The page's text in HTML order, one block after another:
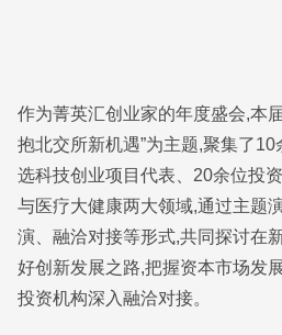
作为菁英汇创业家的年度盛会,本
抱北交所新机遇”为主题,聚集了
选科技创业项目代表、20余位投
与医疗大健康两大领域,通过主题
演、融洽对接等形式,共同探讨在
好创新发展之路,把握资本市场发
投资机构深入融洽对接。